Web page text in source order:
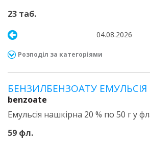
23 таб.
04.08.2026
Розподіл за категоріями
БЕНЗИЛБЕНЗОАТУ ЕМУЛЬСІЯ
benzoate
Емульсія нашкірна 20 % по 50 г у
59 фл.